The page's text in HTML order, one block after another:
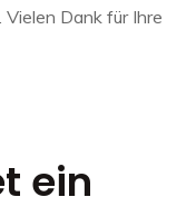
Dank für Ihre
ein